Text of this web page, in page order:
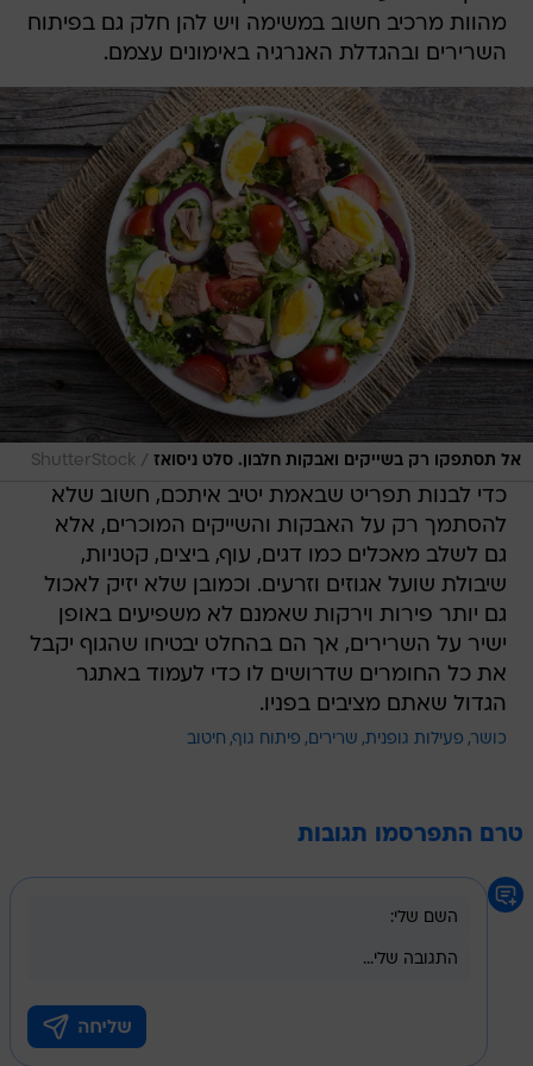
מהוות מרכיב חשוב במשימה ויש להן חלק גם בפיתוח
השרירים ובהגדלת האנרגיה באימונים עצמם.
אל תסתפקו רק בשייקים ואבקות חלבון. סלט ניסואז /
ShutterStock
כדי לבנות תפריט שבאמת יטיב איתכם, חשוב שלא
להסתמך רק על האבקות והשייקים המוכרים, אלא
גם לשלב מאכלים כמו דגים, עוף, ביצים, קטניות,
שיבולת שועל אגוזים וזרעים. וכמובן שלא יזיק לאכול
גם יותר פירות וירקות שאמנם לא משפיעים באופן
ישיר על השרירים, אך הם בהחלט יבטיחו שהגוף יקבל
את כל החומרים שדרושים לו כדי לעמוד באתגר
הגדול שאתם מציבים בפניו.
כושר פעילות גופנית שרירים פיתוח גוף חיטוב
טרם התפרסמו תגובות